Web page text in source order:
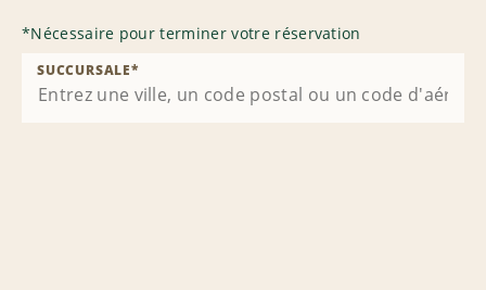
*Nécessaire pour terminer votre réservation
SUCCURSALE*